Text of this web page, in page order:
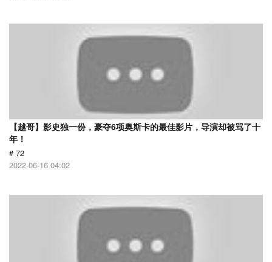
【越哥】影史独一份，豪夺6项奥斯卡的最佳影片，导演却被骂了十
年！
# 72
2022-06-16 04:02